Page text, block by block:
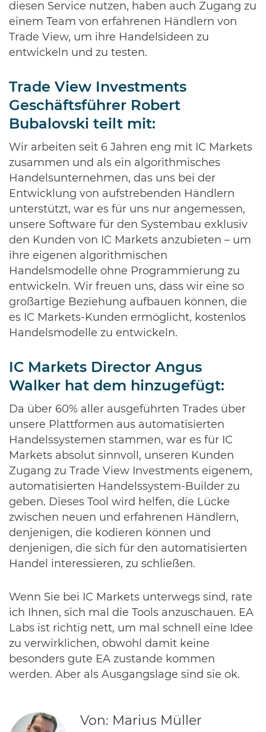
diesen Service nutzen, haben auch Zugang zu
einem Team von erfahrenen Händlern von
Trade View, um ihre Handelsideen zu
entwickeln und zu testen.
Trade View Investments
Geschäftsführer Robert
Bubalovski teilt mit:
Wir arbeiten seit 6 Jahren eng mit IC Markets
zusammen und als ein algorithmisches
Handelsunternehmen, das uns bei der
Entwicklung von aufstrebenden Händlern
unterstützt, war es für uns nur angemessen,
unsere Software für den Systembau exklusiv
den Kunden von IC Markets anzubieten – um
ihre eigenen algorithmischen
Handelsmodelle ohne Programmierung zu
entwickeln. Wir freuen uns, dass wir eine so
großartige Beziehung aufbauen können, die
es IC Markets-Kunden ermöglicht, kostenlos
Handelsmodelle zu entwickeln.
IC Markets Director Angus
Walker hat dem hinzugefügt:
Da über 60% aller ausgeführten Trades über
unsere Plattformen aus automatisierten
Handelssystemen stammen, war es für IC
Markets absolut sinnvoll, unseren Kunden
Zugang zu Trade View Investments eigenem,
automatisierten Handelssystem-Builder zu
geben. Dieses Tool wird helfen, die Lücke
zwischen neuen und erfahrenen Händlern,
denjenigen, die kodieren können und
denjenigen, die sich für den automatisierten
Handel interessieren, zu schließen.
Wenn Sie bei IC Markets unterwegs sind, rate
ich Ihnen, sich mal die Tools anzuschauen. EA
Labs ist richtig nett, um mal schnell eine Idee
zu verwirklichen, obwohl damit keine
besonders gute EA zustande kommen
werden. Aber als Ausgangslage sind sie ok.
Von: Marius Müller